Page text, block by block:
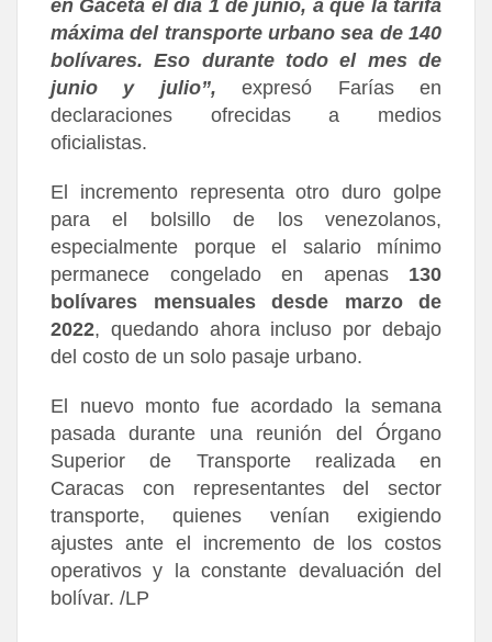
en Gaceta el día 1 de junio, a que la tarifa
máxima del transporte urbano sea de 140
bolívares. Eso durante todo el mes de
junio y julio”,
expresó Farías en
declaraciones ofrecidas a medios
oficialistas.
El incremento representa otro duro golpe
para el bolsillo de los venezolanos,
especialmente porque el salario mínimo
permanece congelado en apenas 130
bolívares mensuales desde marzo de
2022, quedando ahora incluso por debajo
del costo de un solo pasaje urbano.
El nuevo monto fue acordado la semana
pasada durante una reunión del Órgano
Superior de Transporte realizada en
Caracas con representantes del sector
transporte, quienes venían exigiendo
ajustes ante el incremento de los costos
operativos y la constante devaluación del
bolívar. /LP